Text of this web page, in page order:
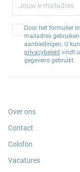
Door het formulier
mailadres
aanbiedingen. U
privacybeleid vindt
gegevens gebruikt.
Over ons
Contact
Colofon
Vacatures